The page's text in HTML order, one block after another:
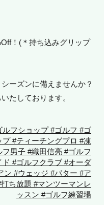
！(＊持ち込みグリップ
ーズンに備えませんか？
たしております。
フショップ #ゴルフ #ゴ
#ティーチングプロ #凍
男子 #織田信亮 #ゴルフ
#ゴルフクラブ #オーダ
ン #ウェッジ #パター #ア
ち放題 #マンツーマンレ
ッスン #ゴルフ練習場